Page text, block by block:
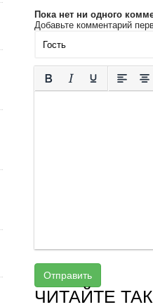
Пока нет ни одного
Добавьте комментарий
Отправить
ЧИТАЙТЕ